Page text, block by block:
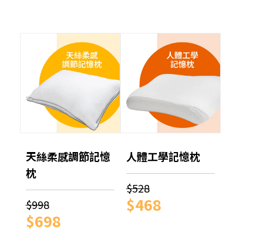
天絲柔感調節記憶
枕
$998
$698
人體工學記憶枕
$528
$468